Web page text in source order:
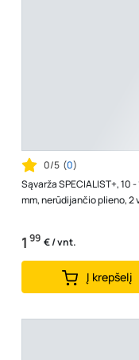
0/5 (0)
Sąvarža SPECIALIST+, 10 -
mm, nerūdijančio plieno, 2
1 99 € / vnt.
Į krepšelį